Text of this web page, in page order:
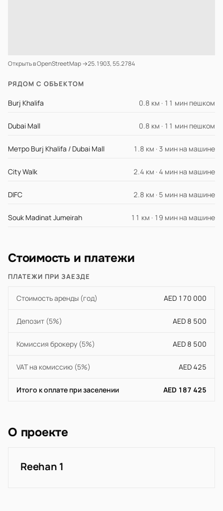
Открыть в OpenStreetMap →25.1903, 55.2784
РЯДОМ С ОБЪЕКТОМ
Burj Khalifa 0.8 км · 11 мин пешком
Dubai Mall 0.8 км · 11 мин пешком
Метро Burj Khalifa / Dubai Mall 1.8 км · 3 мин на машине
City Walk 2.4 км · 4 мин на машине
DIFC 2.8 км · 5 мин на машине
Souk Madinat Jumeirah 11 км · 19 мин на машине
Стоимость и платежи
ПЛАТЕЖИ ПРИ ЗАЕЗДЕ
Стоимость аренды (год) AED 170 000
Депозит (5%) AED 8 500
Комиссия брокеру (5%) AED 8 500
VAT на комиссию (5%) AED 425
Итого к оплате при заселении AED 187 425
О проекте
Reehan 1